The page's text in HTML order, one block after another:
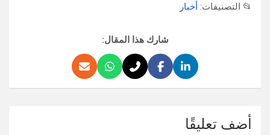
📂 التصنيفات: أخبار
شارك هذا المقال:
أضف تعليقًا